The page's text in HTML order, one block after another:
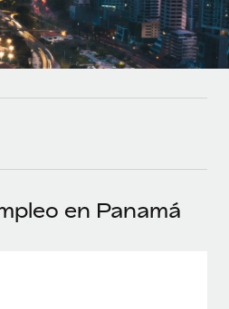
de RR. HH. integradas para tu
de IA con Remote
con herramientas empresariales
grandes empresas.
estratégicos
RR. HH. globales en tu
y automatización con IA.
plantillas
de puestos
y talentoen Panamá